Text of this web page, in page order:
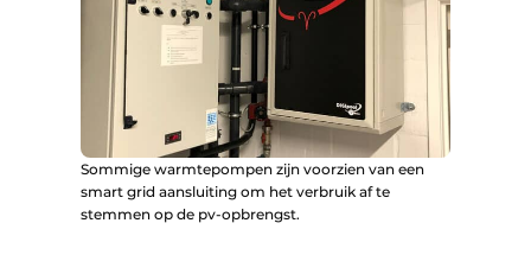
Sommige warmtepompen zijn voorzien van een
smart grid aansluiting om het verbruik af te
stemmen op de pv-opbrengst.